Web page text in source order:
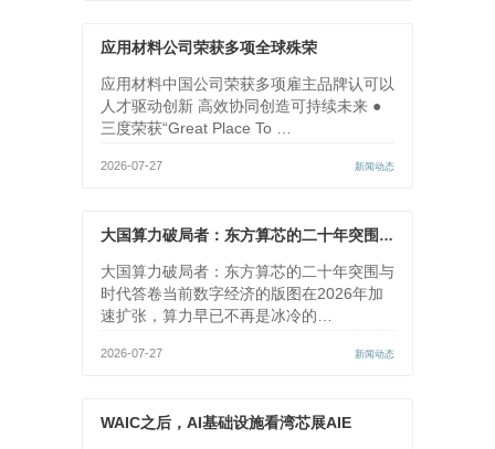
应用材料公司荣获多项全球殊荣
应用材料中国公司荣获多项雇主品牌认可以
人才驱动创新 高效协同创造可持续未来 ●
三度荣获“Great Place To …
2026-07-27 新闻动态
大国算力破局者：东方算芯的二十年突围与时代答卷
大国算力破局者：东方算芯的二十年突围与
时代答卷当前数字经济的版图在2026年加
速扩张，算力早已不再是冰冷的…
2026-07-27 新闻动态
WAIC之后，AI基础设施看湾芯展AIE